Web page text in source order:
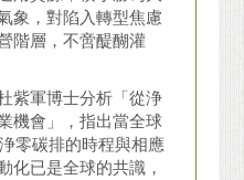
象，對陷入轉型焦慮
階層，不啻醍醐灌
紫軍博士分析「從浄
機會」，指出當全球
零碳排的時程與相應
化已是全球的共識，